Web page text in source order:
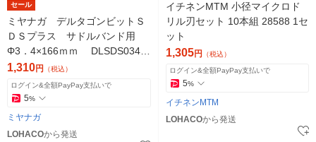
セール
ミヤナガ デルタゴンビットＳ
ＤＳプラス サドルバンド用
Φ3．4×166ｍｍ DLSDS034S
B 1本
1,310円 （税込）
ログイン&全額PayPay支払いで
5%
ミヤナガ
LOHACOから発送
イチネンMTM 小径マイクロド
リル刃セット 10本組 28588 1セ
ット
1,305円 （税込）
ログイン&全額PayPay支払いで
5%
イチネンMTM
LOHACOから発送